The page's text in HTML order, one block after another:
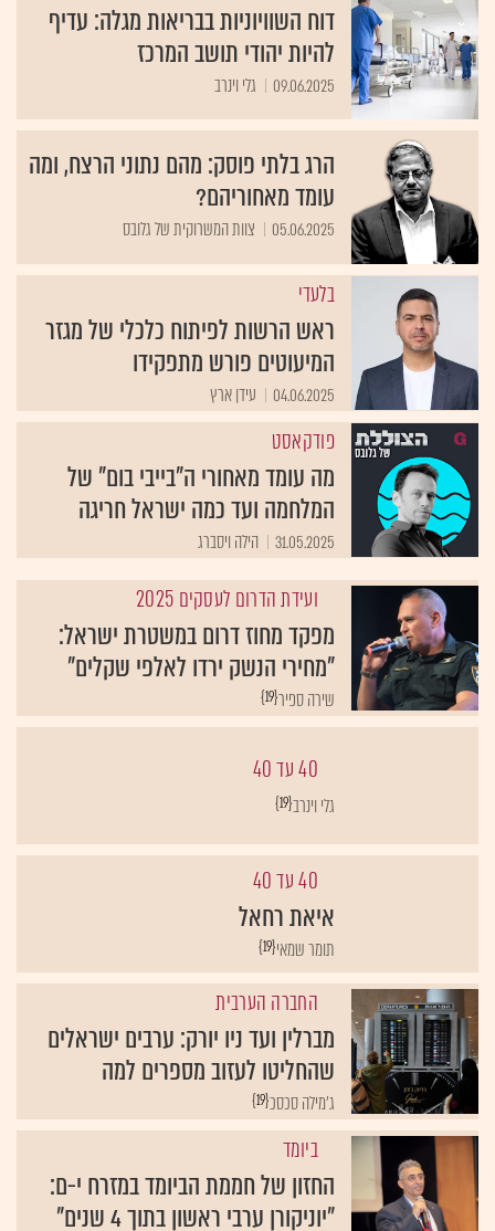
דוח השוויוניות בבריאות מגלה: עדיף
להיות יהודי תושב המרכז
09.06.2025 גלי וינרב
הרג בלתי פוסק: מהם נתוני הרצח, ומה
עומד מאחוריהם?
05.06.2025 צוות המשרוקית של גלובס
בלעדי
ראש הרשות לפיתוח כלכלי של מגזר
המיעוטים פורש מתפקידו
04.06.2025 עידן ארץ
פודקאסט
מה עומד מאחורי ה"בייבי בום" של
המלחמה ועד כמה ישראל חריגה
31.05.2025 הילה ויסברג
ועידת הדרום לעסקים 2025
מפקד מחוז דרום במשטרת ישראל:
"מחירי הנשק ירדו לאלפי שקלים"
{19}שירה ספיר
40 עד 40
{19}גלי וינרב
40 עד 40
איאת רחאל
{19}תומר שמאי
החברה הערבית
מברלין ועד ניו יורק: ערבים ישראלים
שהחליטו לעזוב מספרים למה
{19}ג'מילה סכסכ
ביומד
החזון של חממת הביומד במזרח י-ם:
"יוניקורן ערבי ראשון בתוך 4 שנים"